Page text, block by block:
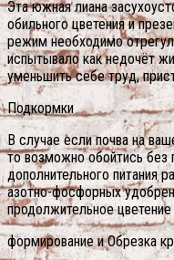
Эта южная лиана
обильного цветения и
режим необходимо
испытывало как недочёт
уменьшить себе труд,
Подкормки
В случае если почва на
то возможно обойтись
дополнительного питания
азотно-фосфорных
продолжительное
формирование и Обрезка